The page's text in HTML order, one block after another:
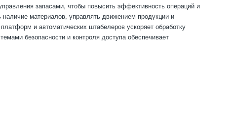
запасами, чтобы повысить эффективность операций и
материалов, управлять движением продукции и
и автоматических штабелеров ускоряет обработку
безопасности и контроля доступа обеспечивает